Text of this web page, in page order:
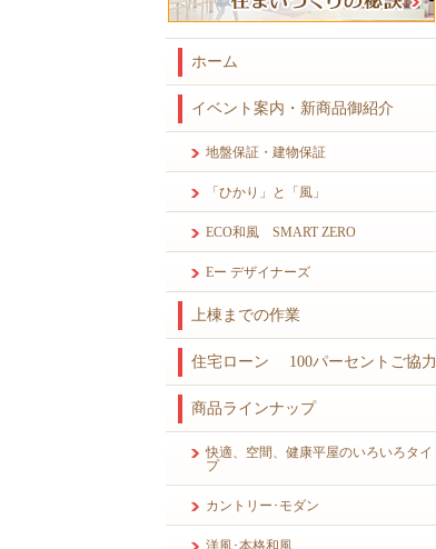
ホーム
イベント案内・新商品御紹介
地盤保証・建物保証
「ひかり」と「風」
ECO和風 SMART ZERO
Eー デザイナーズ
上棟までの作業
住宅ローン 100パーセントご協力
商品ラインナップ
快適、空間、健康平屋のいろいろタイ
プ
カントリー･モダン
洋風･本格和風